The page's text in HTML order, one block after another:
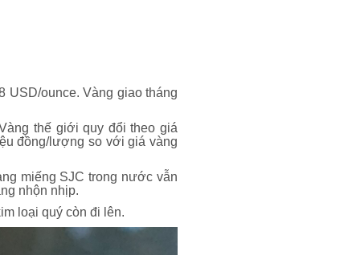
USD/ounce. Vàng giao tháng
thế giới quy đổi theo giá
đồng/lượng so với giá vàng
miếng SJC trong nước vẫn
nhộn nhịp.
loại quý còn đi lên.